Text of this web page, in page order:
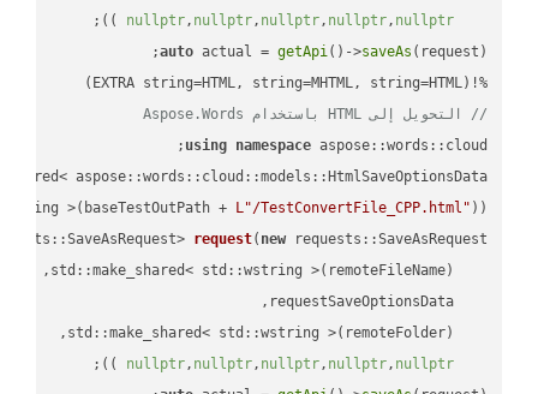
nullptr, nullptr, nullptr, nullptr, nullptr
))
;
auto actual = getApi()->saveAs
%!(EXTRA string=HTML, string=MHTML, string=HTML)
// التحويل إلى HTML باستخدام Aspose.Words
using namespace aspose::words::cloud;
>(baseTestOutPath + L"/TestConvertFile_CPP.html" ));
request( new
nullptr, nullptr, nullptr, nullptr, nullptr
))
;